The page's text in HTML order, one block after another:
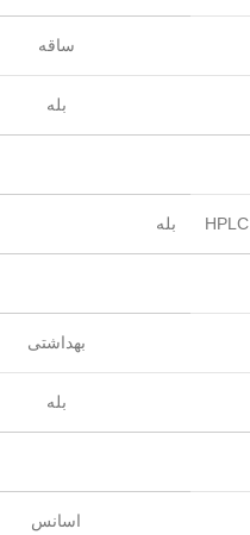
ساقه
بله
HPLC بله
بهداشتی
بله
اسانس